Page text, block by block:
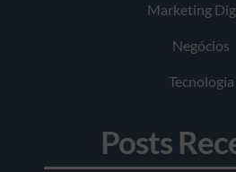
Marketing
Negócios
Tecnologia
Posts